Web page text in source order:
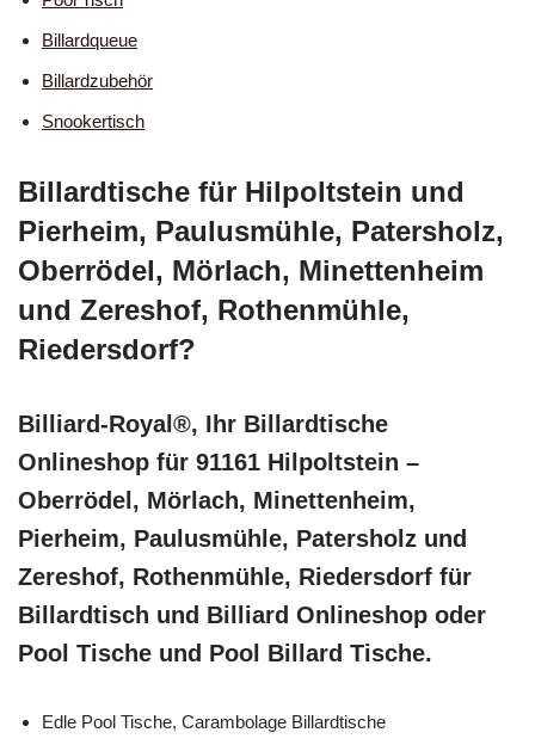
Billardqueue
Billardzubehör
Snookertisch
Billardtische für Hilpoltstein und
Pierheim, Paulusmühle, Patersholz,
Oberrödel, Mörlach, Minettenheim
und Zereshof, Rothenmühle,
Riedersdorf?
Billiard-Royal®, Ihr Billardtische
Onlineshop für 91161 Hilpoltstein –
Oberrödel, Mörlach, Minettenheim,
Pierheim, Paulusmühle, Patersholz und
Zereshof, Rothenmühle, Riedersdorf für
Billardtisch und Billiard Onlineshop oder
Pool Tische und Pool Billard Tische.
Edle Pool Tische, Carambolage Billardtische